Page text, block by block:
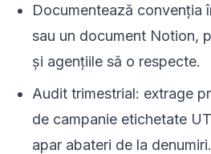
Documentează convenția
sau un document Notion,
și agențiile să o respecte.
Audit trimestrial: extrage
de campanie etichetate
apar abateri de la denumiri.